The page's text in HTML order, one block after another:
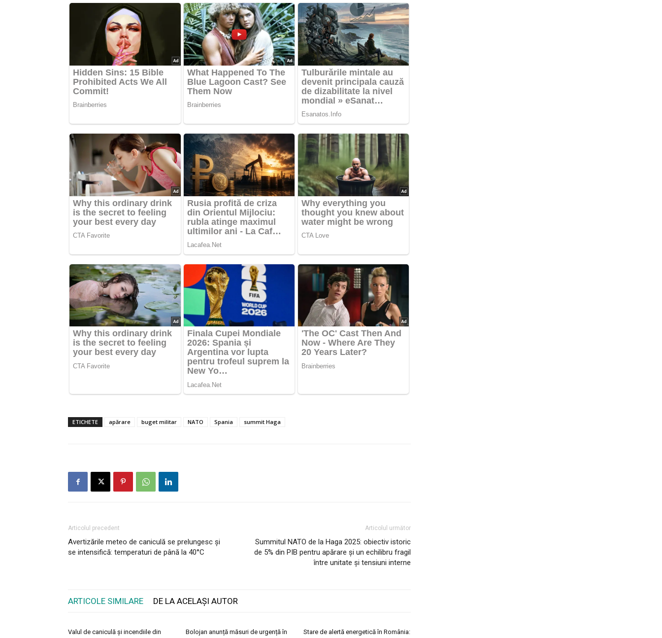
ETICHETE apărare buget militar NATO Spania summit Haga
Articolul precedent
Avertizările meteo de caniculă se prelungesc și
se intensifică: temperaturi de până la 40°C
Articolul următor
Summitul NATO de la Haga 2025: obiectiv istoric
de 5% din PIB pentru apărare și un echilibru fragil
între unitate și tensiuni interne
ARTICOLE SIMILARE DE LA ACELAȘI AUTOR
Valul de caniculă și incendiile din Bolojan anunță măsuri de urgență în Stare de alertă energetică în România: